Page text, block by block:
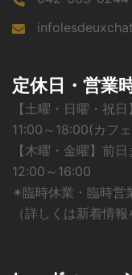
定休日・営業
【土曜・日曜・祝
11:00～18:00(カフ
【木曜・金曜】前
12:00～16:00
✴︎臨時休業・臨時営
（詳しくは新着情